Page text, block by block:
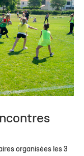
organisées les 3